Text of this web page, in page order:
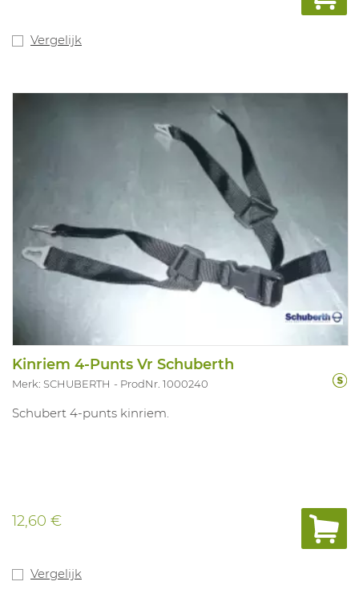
Vergelijk
Kinriem 4-Punts Vr Schuberth
Merk: SCHUBERTH ProdNr. 1000240
Schubert 4-punts kinriem.
12,60 €
Vergelijk